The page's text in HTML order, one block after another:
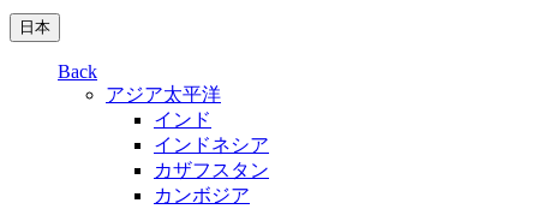
日本
Back
アジア太平洋
インド
インドネシア
カザフスタン
カンボジア